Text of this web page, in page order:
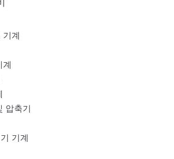
계
압축기
기계